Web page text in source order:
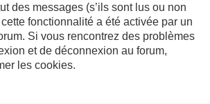
des messages (s’ils sont lus ou non
fonctionnalité a été activée par un
Si vous rencontrez des problèmes
et de déconnexion au forum,
les cookies.